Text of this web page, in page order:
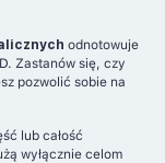
odnotowuje
Zastanów się, czy
pozwolić sobie na
lub całość
wyłącznie celom